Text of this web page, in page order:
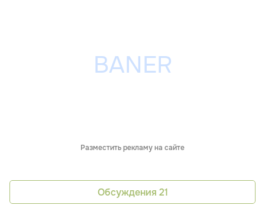
Разместить рекламу на сайте
Обсуждения 21